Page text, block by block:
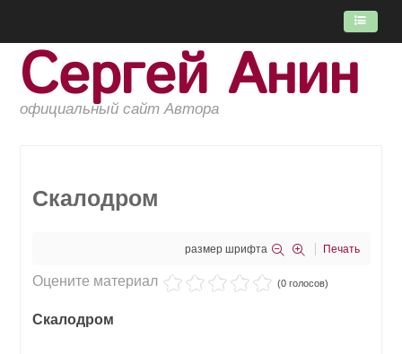
Сергей Анин
официальный сайт Автора
ГЛАВНАЯ
ПОТОК
Скалодром
размер шрифта Печать
Оцените материал (0 голосов)
Скалодром